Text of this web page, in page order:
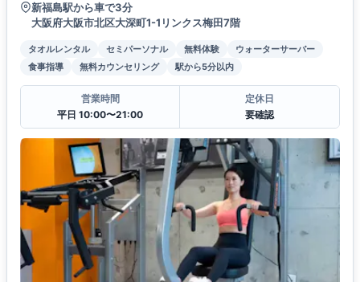
新福島駅から車で3分
大阪府大阪市北区大深町1-1リンクス梅田7階
タオルレンタル セミパーソナル 無料体験
ウォーターサーバー
食事指導
無料カウンセリング 駅から5分以内
営業時間
平日 10:00〜21:00
定休日
要確認